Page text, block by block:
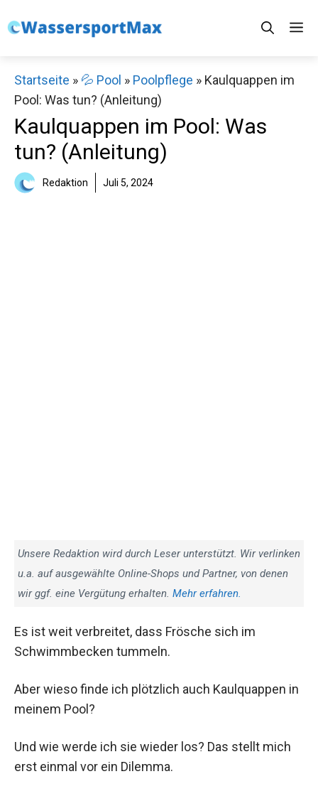
Inhalt
Startseite » 💦 Pool » Poolpflege » Kaulquappen im
Pool: Was tun? (Anleitung)
Kaulquappen im Pool: Was
tun? (Anleitung)
Redaktion Juli 5, 2024
Unsere Redaktion wird durch Leser unterstützt. Wir verlinken
u.a. auf ausgewählte Online-Shops und Partner, von denen
wir ggf. eine Vergütung erhalten. Mehr erfahren.
Es ist weit verbreitet, dass Frösche sich im
Schwimmbecken tummeln.
Aber wieso finde ich plötzlich auch Kaulquappen in
meinem Pool?
Und wie werde ich sie wieder los? Das stellt mich
erst einmal vor ein Dilemma.